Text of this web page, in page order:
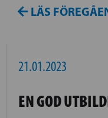
LÄS
21.01.2023
EN GOD